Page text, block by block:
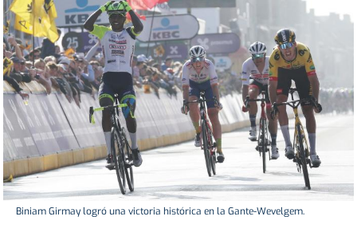
Biniam Girmay logró una victoria histórica en la Gante-Wevelgem.